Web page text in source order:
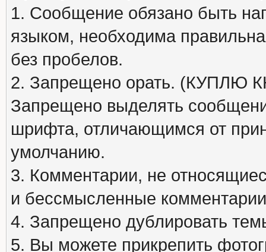
1. Сообщение обязано быть
языком, необходима
без пробелов.
2. Запрещено орать. (КУПЛЮ
Запрещено выделять
шрифта, отличающимся от
умолчанию.
3. Комментарии, не
и бессмысленные
4. Запрещено дублировать
5. Вы можете прикрепить